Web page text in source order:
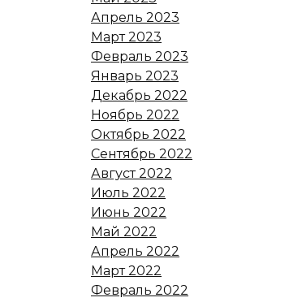
Апрель 2023
Март 2023
Февраль 2023
Январь 2023
Декабрь 2022
Ноябрь 2022
Октябрь 2022
Сентябрь 2022
Август 2022
Июль 2022
Июнь 2022
Май 2022
Апрель 2022
Март 2022
Февраль 2022